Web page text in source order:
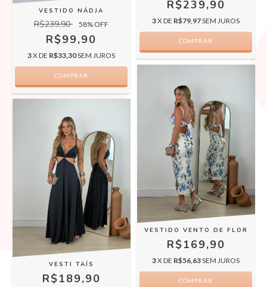
VESTIDO NÁDJA
R$239,90 58% OFF
R$99,90
3X DE R$33,30SEM JUROS
COMPRAR
R$239,90
3X DE R$79,97SEM JUROS
COMPRAR
VESTI TAÍS
R$189,90
VESTIDO VENTO DE FLOR
R$169,90
3X DE R$56,63SEM JUROS
COMPRAR